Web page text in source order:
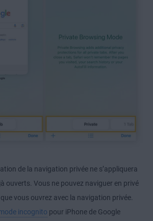
de la navigation privée ne s’appliquera
ouverts. Vous ne pouvez naviguer en privé
vous ouvrez avec la navigation privée.
incognito pour iPhone de Google